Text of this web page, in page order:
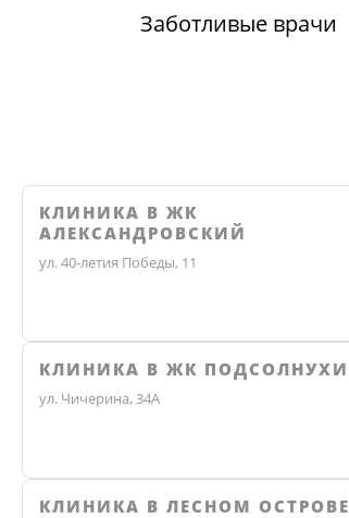
Заботливые врачи
КЛИНИКА В ЖК
АЛЕКСАНДРОВСКИЙ
ул. 40-летия Победы, 11
КЛИНИКА В ЖК ПОДСОЛНУХИ
ул. Чичерина, 34А
КЛИНИКА В ЛЕСНОМ ОСТРОВЕ